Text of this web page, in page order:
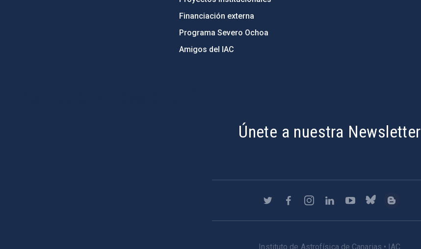
Financiación externa
Programa Severo Ochoa
Amigos del IAC
Únete a nuestra Newsletter
Instituto de Astrofísica de Canarias • IAC